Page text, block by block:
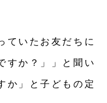
ていたお友だちに
すか？」」と聞い
か」と子どもの定